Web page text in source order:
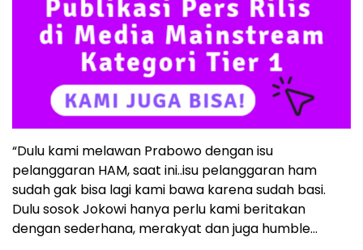
“Dulu kami melawan Prabowo dengan isu
pelanggaran HAM, saat ini..isu pelanggaran ham
sudah gak bisa lagi kami bawa karena sudah basi.
Dulu sosok Jokowi hanya perlu kami beritakan
dengan sederhana, merakyat dan juga humble…